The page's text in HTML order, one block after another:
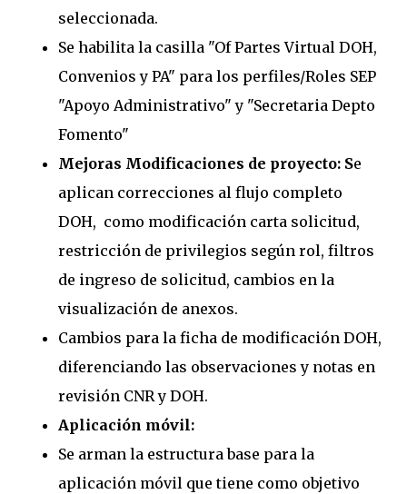
seleccionada.
Se habilita la casilla "Of Partes Virtual DOH,
Convenios y PA" para los perfiles/Roles SEP
"Apoyo Administrativo" y "Secretaria Depto
Fomento"
Mejoras Modificaciones de proyecto: Se
aplican correcciones al flujo completo
DOH, como modificación carta solicitud,
restricción de privilegios según rol, filtros
de ingreso de solicitud, cambios en la
visualización de anexos.
Cambios para la ficha de modificación DOH,
diferenciando las observaciones y notas en
revisión CNR y DOH.
Aplicación móvil:
Se arman la estructura base para la
aplicación móvil que tiene como objetivo